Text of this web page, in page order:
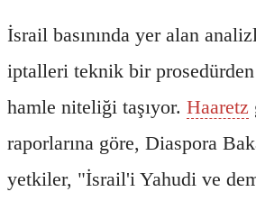
İsrail basınında yer alan
iptalleri teknik bir
hamle niteliği taşıyor. Haaretz
raporlarına göre, Diaspora
yetkiler, "İsrail'i Yahudi ve